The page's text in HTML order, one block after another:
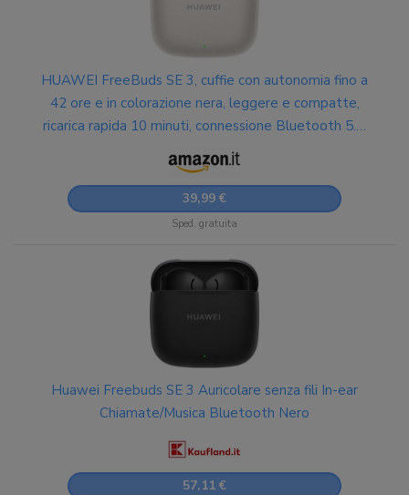
HUAWEI FreeBuds SE 3, cuffie con autonomia fino a
42 ore e in colorazione nera, leggere e compatte,
ricarica rapida 10 minuti, connessione Bluetooth 5.4,
IP54, Compatibili con iOS, Windows e Android.
39,99 €
Sped. gratuita
Huawei Freebuds SE 3 Auricolare senza fili In-ear
Chiamate/Musica Bluetooth Nero
57,11 €